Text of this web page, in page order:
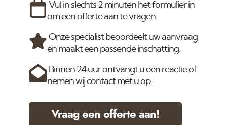
Vul in slechts 2 minuten het formulier in
om een offerte aan te vragen.
Onze specialist beoordeelt uw aanvraag
en maakt een passende inschatting.
Binnen 24 uur ontvangt u een reactie of
nemen wij contact met u op.
Vraag een offerte aan!